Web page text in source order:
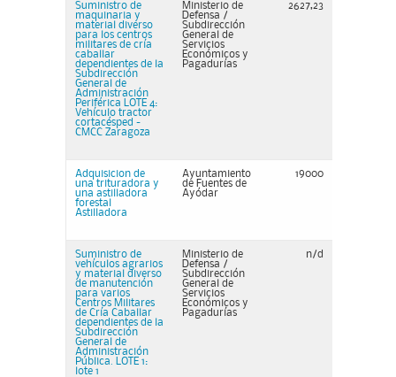
Suministro de
maquinaria y
material diverso
para los centros
militares de cría
caballar
dependientes de la
Subdirección
General de
Administración
Periférica LOTE 4:
Vehículo tractor
cortacésped -
CMCC Zaragoza
Ministerio de
Defensa /
Subdirección
General de
Servicios
Económicos y
Pagadurías
2627,23
Adquisicion de
una trituradora y
una astilladora
forestal
Astilladora
Ayuntamiento
de Fuentes de
Ayódar
19000
Suministro de
vehículos agrarios
y material diverso
de manutención
para varios
Centros Militares
de Cría Caballar
dependientes de la
Subdirección
General de
Administración
Pública. LOTE 1:
lote 1
Ministerio de
Defensa /
Subdirección
General de
Servicios
Económicos y
Pagadurías
n/d